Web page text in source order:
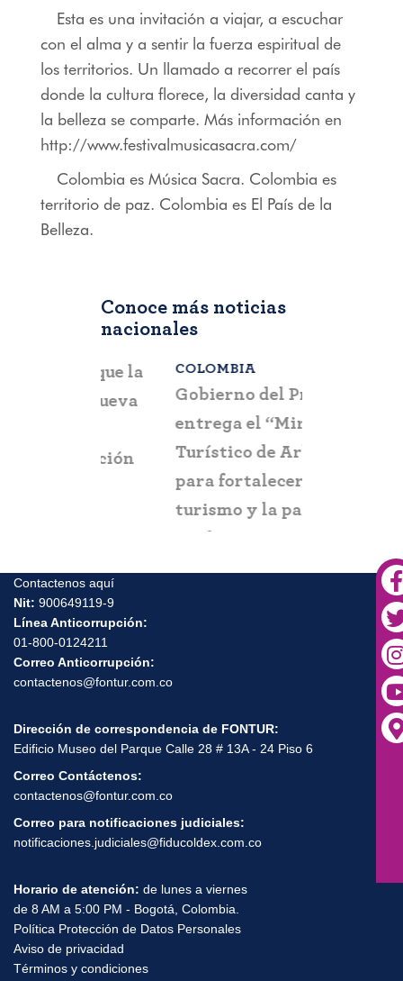
Esta es una invitación a viajar, a escuchar
con el alma y a sentir la fuerza espiritual de
los territorios. Un llamado a recorrer el país
donde la cultura florece, la diversidad canta y
la belleza se comparte. Más información en
http://www.festivalmusicasacra.com/
Colombia es Música Sacra. Colombia es
territorio de paz. Colombia es El País de la
Belleza.
Conoce más noticias
nacionales
COLOMBIA
Gobierno del Progreso
entrega el “Mirador
Turístico de Arboletes”
para fortalecer el
turismo y la paz en el
Contactenos aquí
Nit:900649119-9
Línea Anticorrupción:
01-800-0124211
Correo Anticorrupción:
Dirección de correspondencia de FONTUR:
Edificio Museo del Parque Calle 28 # 13A - 24 Piso 6
Correo Contáctenos:
contactenos@fontur.com.co
Correo para notificaciones judiciales:
Horario de atención:de lunes a viernes
de 8 AM a 5:00 PM - Bogotá, Colombia.
Política Protección de Datos Personales
Aviso de privacidad